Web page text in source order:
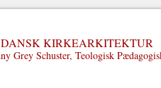
KIRKEARKITEKTUR
Grey Schuster, Teologisk